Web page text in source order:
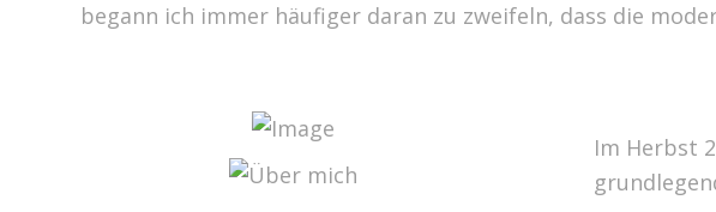
begann ich immer häufiger daran zu zweifeln, dass die
Im Herbst